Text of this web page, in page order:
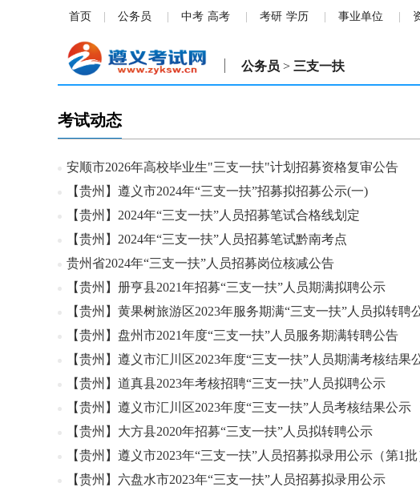
首页 公务员 中考 高考 考研 学历 事业单位
公务员 > 三支一扶
考试动态
安顺市2026年高校毕业生"三支一扶"计划招募资格复审公告
【贵州】遵义市2024年“三支一扶”招募拟招募公示(一)
【贵州】2024年“三支一扶”人员招募笔试合格线划定
【贵州】2024年“三支一扶”人员招募笔试黔南考点
贵州省2024年“三支一扶”人员招募岗位核减公告
【贵州】册亨县2021年招募“三支一扶”人员期满拟聘公示
【贵州】黄果树旅游区2023年服务期满“三支一扶”人员拟转聘
【贵州】盘州市2021年度“三支一扶”人员服务期满转聘公告
【贵州】遵义市汇川区2023年度“三支一扶”人员期满考核结果
【贵州】道真县2023年考核招聘“三支一扶”人员拟聘公示
【贵州】遵义市汇川区2023年度“三支一扶”人员考核结果公示
【贵州】大方县2020年招募“三支一扶”人员拟转聘公示
【贵州】遵义市2023年“三支一扶”人员招募拟录用公示（第1批
【贵州】六盘水市2023年“三支一扶”人员招募拟录用公示